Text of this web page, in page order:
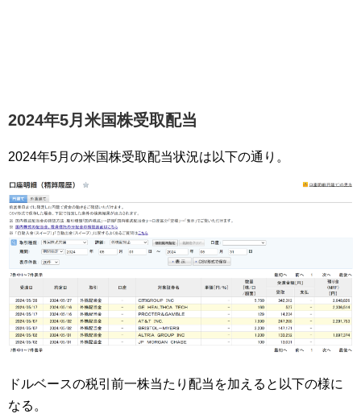
2024年5月米国株受取配当
2024年5月の米国株受取配当状況は以下の通り。
ドルベースの税引前一株当たり配当を加えると以下の様に
なる。